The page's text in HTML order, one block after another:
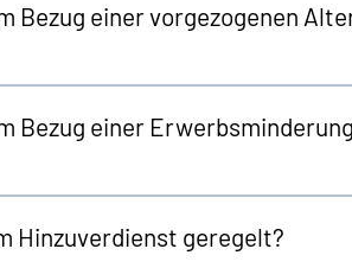
Bezug einer vorgezogenen
Bezug einer
Hinzuverdienst geregelt?